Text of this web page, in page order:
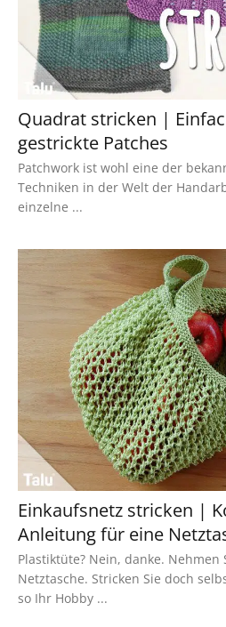
Quadrat stricken |
gestrickte Patches
Patchwork ist wohl eine der
Techniken in der Welt der
einzelne ...
Einkaufsnetz stricken |
Anleitung für eine
Plastiktüte? Nein, danke. Nehmen
Netztasche. Stricken Sie doch
so Ihr Hobby ...